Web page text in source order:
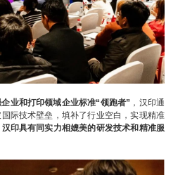
业和打印领域企业标准“领跑者” ，汉印通
际技术壁垒，填补了行业空白，实现精准
印具有同实力相媲美的研发技术和精准服